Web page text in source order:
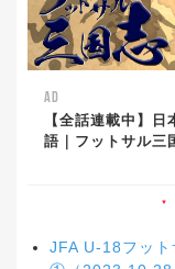
AD
【全話連載中】
語｜フットサル三
▼
JFA U-18フット